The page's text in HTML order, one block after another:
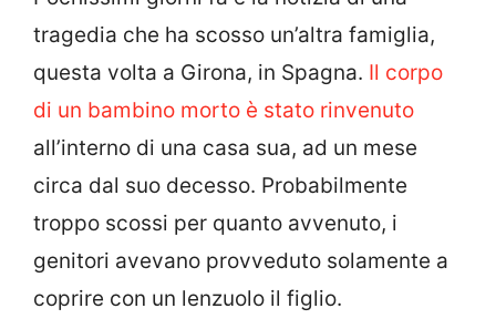
tragedia che ha scosso un’altra famiglia,
questa volta a Girona, in Spagna. Il corpo
di un bambino morto è stato rinvenuto
all’interno di una casa sua, ad un mese
circa dal suo decesso. Probabilmente
troppo scossi per quanto avvenuto, i
genitori avevano provveduto solamente a
coprire con un lenzuolo il figlio.